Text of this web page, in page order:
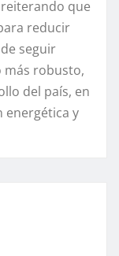
que
reducir
seguir
robusto,
del país, en
energética y